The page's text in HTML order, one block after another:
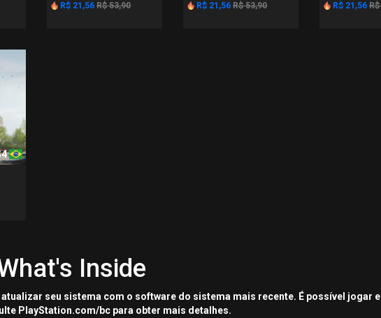
R$ 21,56 R$ 53,90 R$ 21,56 R$ 53,90 R$ 21,56
Inside
seu sistema com o software do sistema mais recente. É possível jogar
PlayStation.com/bc para obter mais detalhes.